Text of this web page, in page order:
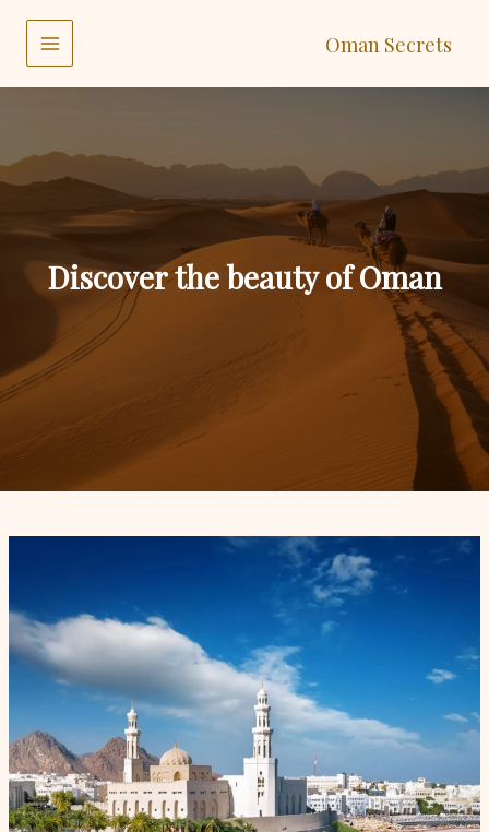
المحتوىOman Secrets
Discover the beauty of Oman